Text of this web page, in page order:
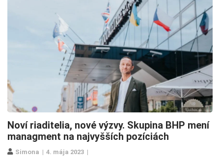
Noví riaditelia, nové výzvy. Skupina BHP mení
managment na najvyšších pozíciách
Simona 4. mája 2023